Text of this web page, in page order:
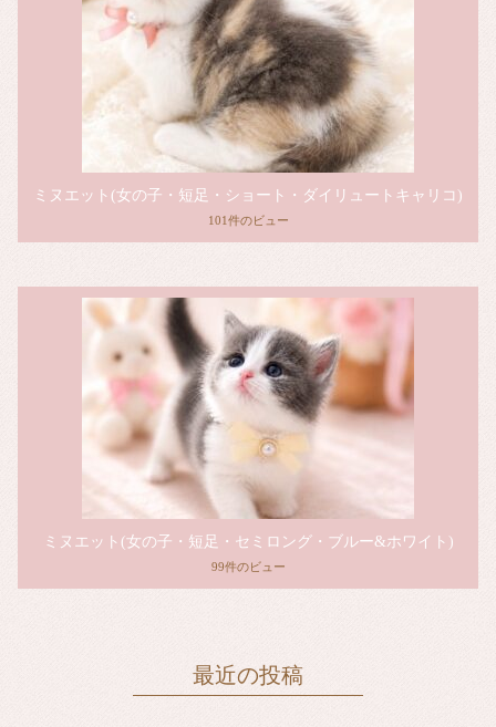
ミヌエット(女の子・短足・ショート・ダイリュートキャリコ)
101件のビュー
ミヌエット(女の子・短足・セミロング・ブルー&ホワイト)
99件のビュー
最近の投稿